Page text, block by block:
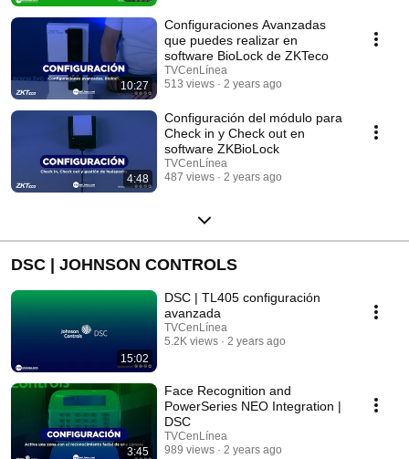
10:27
Configuraciones Avanzadas
que puedes realizar en
software BioLock de ZKTeco
TVCenLínea
513 views
2 years ago
4:48
Configuración del módulo para
Check in y Check out en
software ZKBioLock
TVCenLínea
487 views
2 years ago
DSC | JOHNSON CONTROLS
15:02
DSC | TL405 configuración
avanzada
TVCenLínea
5.2K views
2 years ago
3:45
Face Recognition and
PowerSeries NEO Integration |
DSC
TVCenLínea
989 views
2 years ago